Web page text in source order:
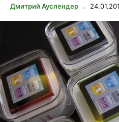
Дмитрий Ауслендер